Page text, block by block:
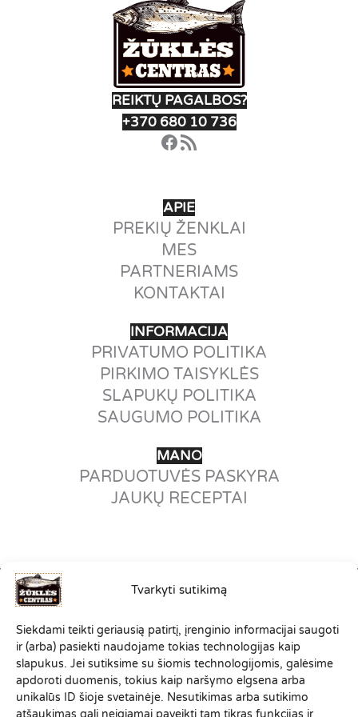
Tvarkyti sutikimą
Siekdami teikti geriausią patirtį, įrenginio informacijai saugoti
ir (arba) pasiekti naudojame tokias technologijas kaip
slapukus. Jei sutiksime su šiomis technologijomis, galėsime
apdoroti duomenis, tokius kaip naršymo elgsena arba
unikalūs ID šioje svetainėje. Nesutikimas arba sutikimo
atšaukimas gali neigiamai paveikti tam tikras funkcijas ir
REIKTŲ PAGALBOS?
+370 680 10 736
Facebook
RSS Feed
APIE
PREKIŲ ŽENKLAI
MES
PARTNERIAMS
KONTAKTAI
INFORMACIJA
PRIVATUMO POLITIKA
PIRKIMO TAISYKLĖS
SLAPUKŲ POLITIKA
SAUGUMO POLITIKA
MANO
PARDUOTUVĖS PASKYRA
JAUKŲ RECEPTAI
VISOS TEISĖS SAUGOMOS.
ZUKLESCENTRAS.LT PRIKLAUSO
SPORTINĖS ŽŪKLĖS KLUBO
"ŽVEJONYS"ŠEIMAI